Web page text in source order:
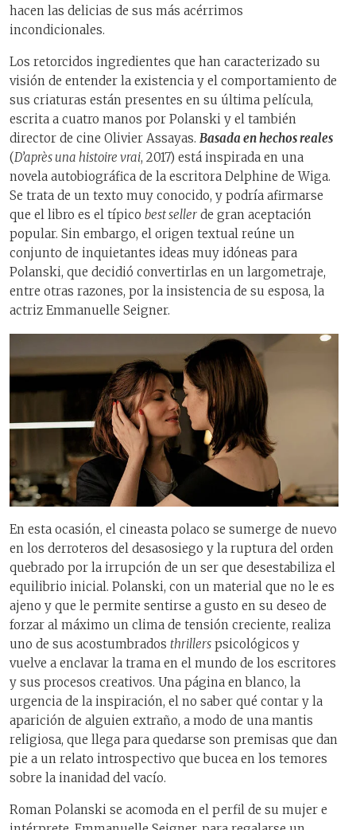
hacen las delicias de sus más acérrimos
incondicionales.
Los retorcidos ingredientes que han caracterizado su
visión de entender la existencia y el comportamiento de
sus criaturas están presentes en su última película,
escrita a cuatro manos por Polanski y el también
director de cine Olivier Assayas. Basada en hechos reales
(D’après una histoire vrai, 2017) está inspirada en una
novela autobiográfica de la escritora Delphine de Wiga.
Se trata de un texto muy conocido, y podría afirmarse
que el libro es el típico best seller de gran aceptación
popular. Sin embargo, el origen textual reúne un
conjunto de inquietantes ideas muy idóneas para
Polanski, que decidió convertirlas en un largometraje,
entre otras razones, por la insistencia de su esposa, la
actriz Emmanuelle Seigner.
En esta ocasión, el cineasta polaco se sumerge de nuevo
en los derroteros del desasosiego y la ruptura del orden
quebrado por la irrupción de un ser que desestabiliza el
equilibrio inicial. Polanski, con un material que no le es
ajeno y que le permite sentirse a gusto en su deseo de
forzar al máximo un clima de tensión creciente, realiza
uno de sus acostumbrados thrillers psicológicos y
vuelve a enclavar la trama en el mundo de los escritores
y sus procesos creativos. Una página en blanco, la
urgencia de la inspiración, el no saber qué contar y la
aparición de alguien extraño, a modo de una mantis
religiosa, que llega para quedarse son premisas que dan
pie a un relato introspectivo que bucea en los temores
sobre la inanidad del vacío.
Roman Polanski se acomoda en el perfil de su mujer e